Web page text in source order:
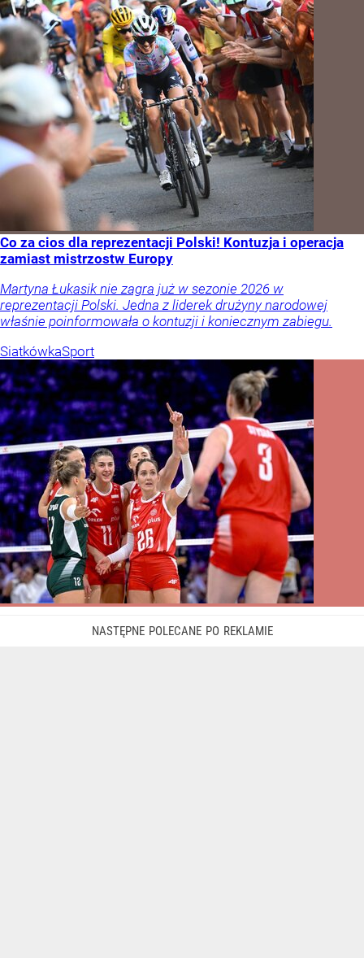
Co za cios dla reprezentacji Polski! Kontuzja i operacja
zamiast mistrzostw Europy
Martyna Łukasik nie zagra już w sezonie 2026 w
reprezentacji Polski. Jedna z liderek drużyny narodowej
właśnie poinformowała o kontuzji i koniecznym zabiegu.
SiatkówkaSport